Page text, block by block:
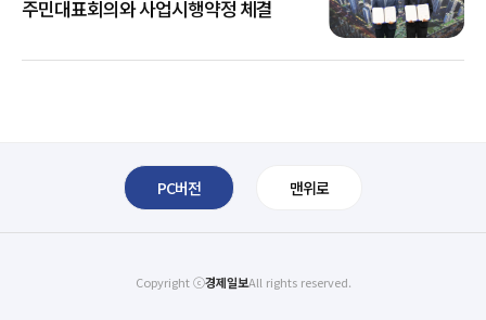
주민대표회의와 사업시행약정 체결
PC버전 맨위로
Copyright ⓒ경제일보All rights reserved.